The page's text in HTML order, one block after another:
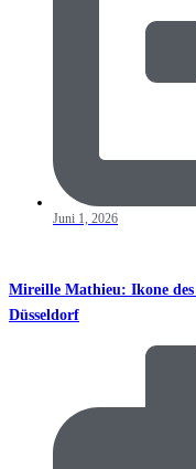
Juni 1, 2026
Mireille Mathieu: Ikone
Düsseldorf